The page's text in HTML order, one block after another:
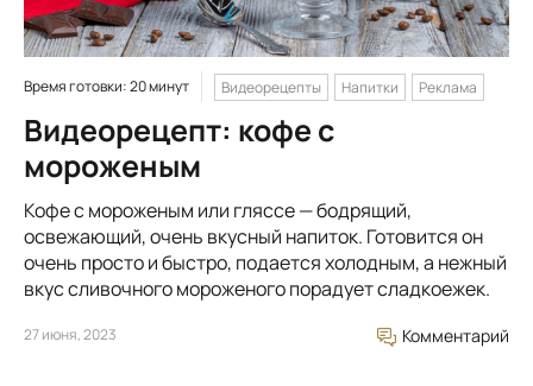
Время готовки: 20 минут Видеорецепты Напитки Реклама
Видеорецепт: кофе с
мороженым
Кофе с мороженым или гляссе — бодрящий,
освежающий, очень вкусный напиток. Готовится он
очень просто и быстро, подается холодным, а нежный
вкус сливочного мороженого порадует сладкоежек.
27 июня, 2023 Комментарий